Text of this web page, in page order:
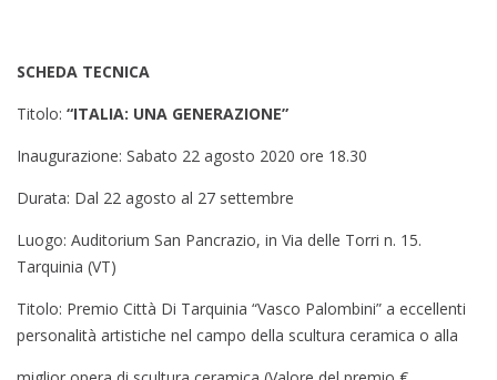
SCHEDA TECNICA
Titolo: “ITALIA: UNA GENERAZIONE”
Inaugurazione: Sabato 22 agosto 2020 ore 18.30
Durata: Dal 22 agosto al 27 settembre
Luogo: Auditorium San Pancrazio, in Via delle Torri n. 15.
Tarquinia (VT)
Titolo: Premio Città Di Tarquinia “Vasco Palombini” a eccellenti
personalità artistiche nel campo della scultura ceramica o alla